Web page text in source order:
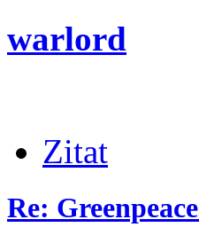
warlord
Zitat
Re: